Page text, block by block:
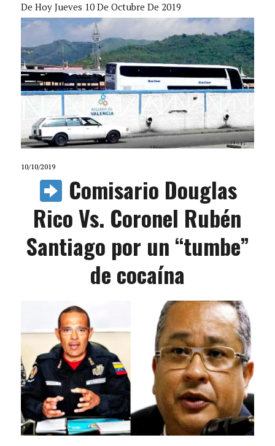
De Hoy Jueves 10 De Octubre De 2019
10/10/2019
Comisario Douglas
Rico Vs. Coronel Rubén
Santiago por un “tumbe”
de cocaína